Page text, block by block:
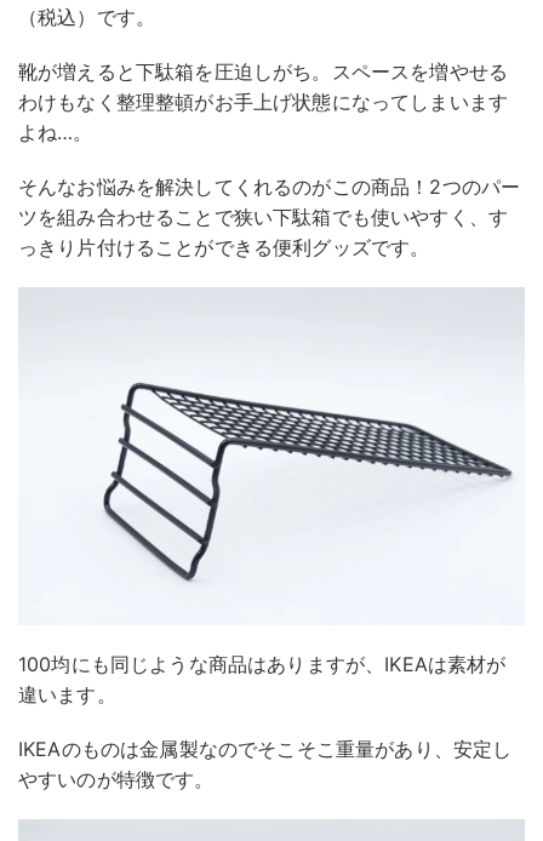
（税込）です。
靴が増えると下駄箱を圧迫しがち。スペースを増やせる
わけもなく整理整頓がお手上げ状態になってしまいます
よね…。
そんなお悩みを解決してくれるのがこの商品！2つのパー
ツを組み合わせることで狭い下駄箱でも使いやすく、す
っきり片付けることができる便利グッズです。
100均にも同じような商品はありますが、IKEAは素材が
違います。
IKEAのものは金属製なのでそこそこ重量があり、安定し
やすいのが特徴です。